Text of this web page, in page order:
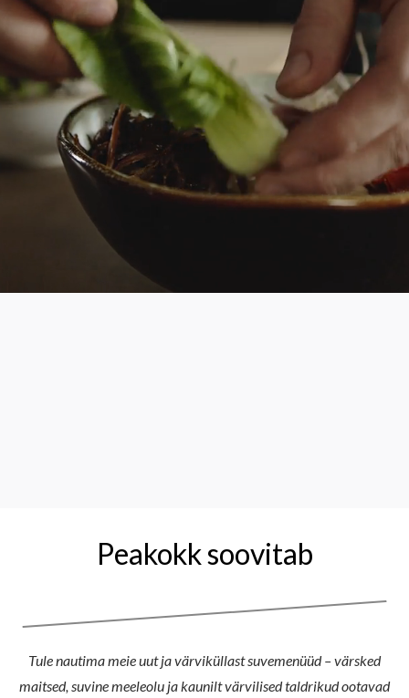
KIUS Resto on koht, kus head maitsed ja hea tuju käivad
käsikäes!
Olgu sul ees kiire hommikustart, lõunapaus tööpäeva
keskel või mõnus õhtu sõpradega – meie juures ootavad
sind maitsvad road,
mõnus atmosfäär ja alati soe vastuvõtt.
Tule tähista tähtpäevi, pea maha üks vahva õhtusöök või
lihtsalt naudi hetke – KIUS Restos saavad kõhud täis ja
tujud heaks.
Peakokk soovitab
Tule nautima meie uut ja värviküllast suvemenüüd – värsked
maitsed, suvine meeleolu ja kaunilt värvilised taldrikud ootavad